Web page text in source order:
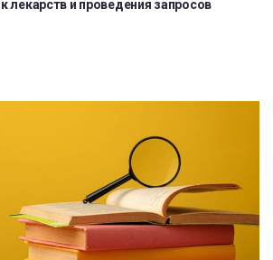
лекарств и проведения запросов